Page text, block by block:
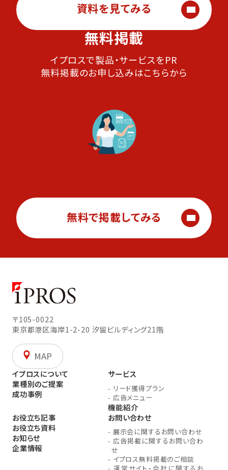
資料を見てみる
無料掲載
イプロスで製品・サービスをPR
無料掲載のお申し込みはこちらから
無料で掲載してみる
〒105-0022
東京都港区海岸1-2-20 汐留ビルディング21階
MAP
イプロスについて
業種別のご提案
成功事例
サービス
- リード獲得プラン
- 広告メニュー
機能紹介
お役立ち記事
お役立ち資料
お知らせ
企業情報
お問い合わせ
- 展示会に関するお問い合わせ
- 広告掲載に関するお問い合わ
せ
- イプロス無料掲載のご相談